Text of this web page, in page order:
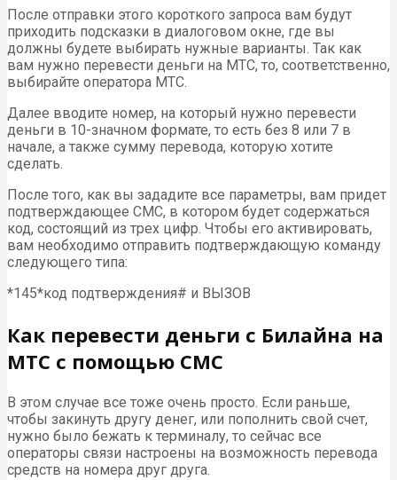
После отправки этого короткого запроса вам будут
приходить подсказки в диалоговом окне, где вы
должны будете выбирать нужные варианты. Так как
вам нужно перевести деньги на МТС, то, соответственно,
выбирайте оператора МТС.
Далее вводите номер, на который нужно перевести
деньги в 10-значном формате, то есть без 8 или 7 в
начале, а также сумму перевода, которую хотите
сделать.
После того, как вы зададите все параметры, вам придет
подтверждающее СМС, в котором будет содержаться
код, состоящий из трех цифр. Чтобы его активировать,
вам необходимо отправить подтверждающую команду
следующего типа:
*145*код подтверждения# и ВЫЗОВ
Как перевести деньги с Билайна на
МТС с помощью СМС
В этом случае все тоже очень просто. Если раньше,
чтобы закинуть другу денег, или пополнить свой счет,
нужно было бежать к терминалу, то сейчас все
операторы связи настроены на возможность перевода
средств на номера друг друга.